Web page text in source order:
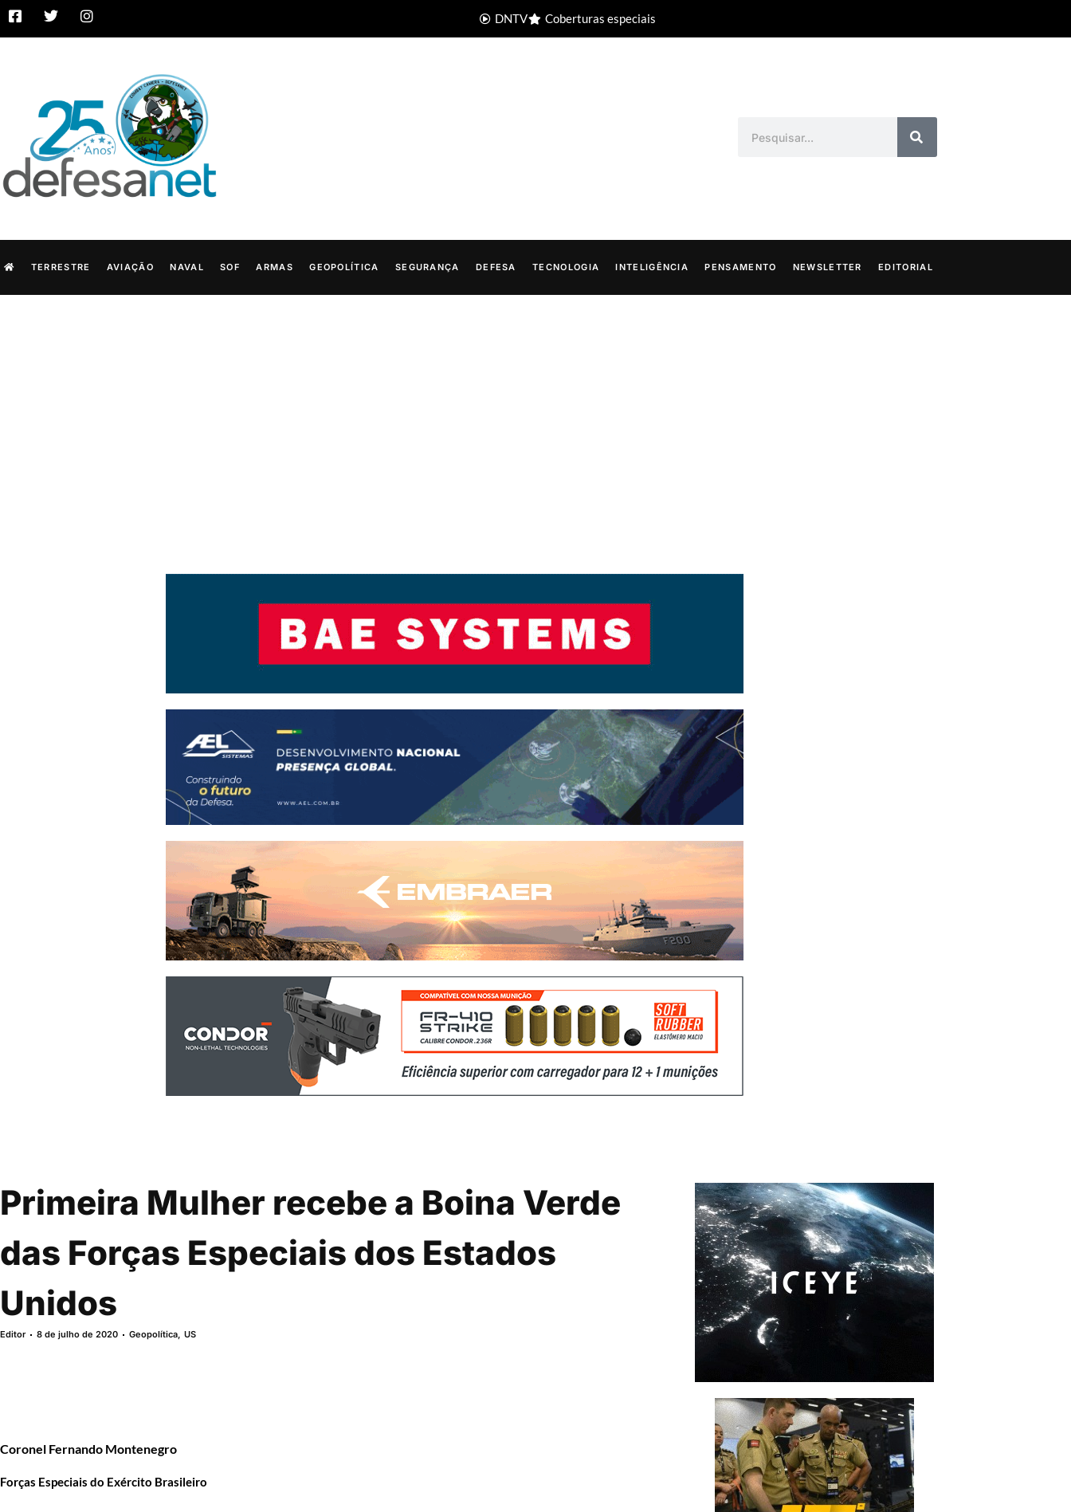
DNTV Coberturas especiais
TERRESTRE AVIAÇÃO NAVAL SOF ARMAS GEOPOLÍTICA SEGURANÇA DEFESA TECNOLOGIA INTELIGÊNCIA PENSAMENTO NEWSLETTER EDITORIAL
Primeira Mulher recebe a Boina Verde
das Forças Especiais dos Estados
Unidos
Editor 8 de julho de 2020 Geopolítica,US
Coronel Fernando Montenegro
Forças Especiais do Exército Brasileiro